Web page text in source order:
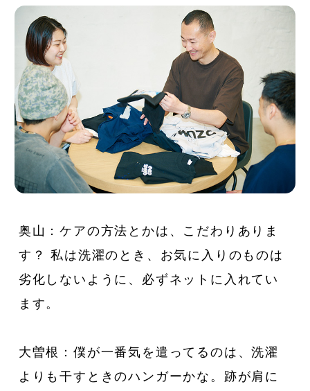
奥山：ケアの方法とかは、こだわりありま
す？ 私は洗濯のとき、お気に入りのものは
劣化しないように、必ずネットに入れてい
ます。
大曽根：僕が一番気を遣ってるのは、洗濯
よりも干すときのハンガーかな。跡が肩に